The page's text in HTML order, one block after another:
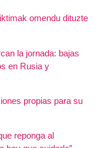
omendu dituzte
la jornada: bajas
en Rusia y
propias para su
reponga al